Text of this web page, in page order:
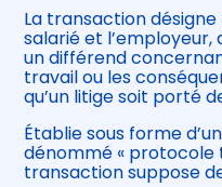
La transaction
salarié et
un différend
travail ou les
qu’un litige soit porté
Établie sous forme
dénommé « protocole
transaction suppose